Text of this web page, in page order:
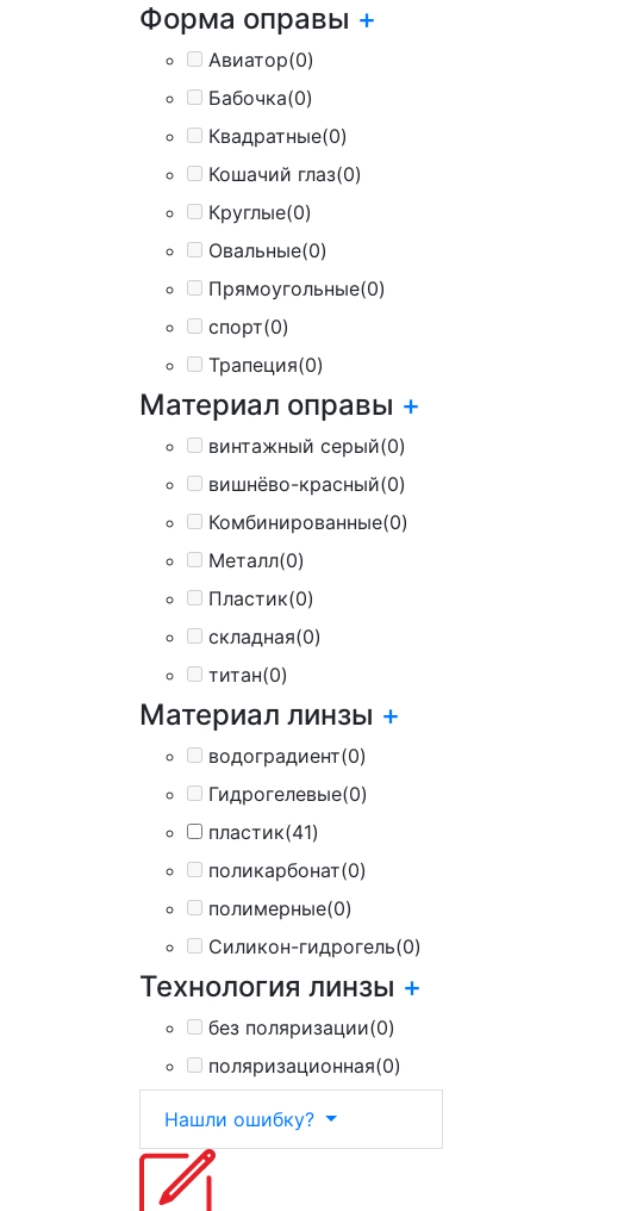
Форма оправы +
Авиатор(0)
Бабочка(0)
Квадратные(0)
Кошачий глаз(0)
Круглые(0)
Овальные(0)
Прямоугольные(0)
спорт(0)
Трапеция(0)
Материал оправы +
винтажный серый(0)
вишнёво-красный(0)
Комбинированные(0)
Металл(0)
Пластик(0)
складная(0)
титан(0)
Материал линзы +
водоградиент(0)
Гидрогелевые(0)
пластик(41)
поликарбонат(0)
полимерные(0)
Силикон-гидрогель(0)
Технология линзы +
без поляризации(0)
поляризационная(0)
Нашли ошибку?